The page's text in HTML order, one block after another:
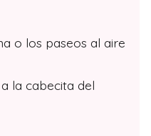
o los paseos al aire
la cabecita del